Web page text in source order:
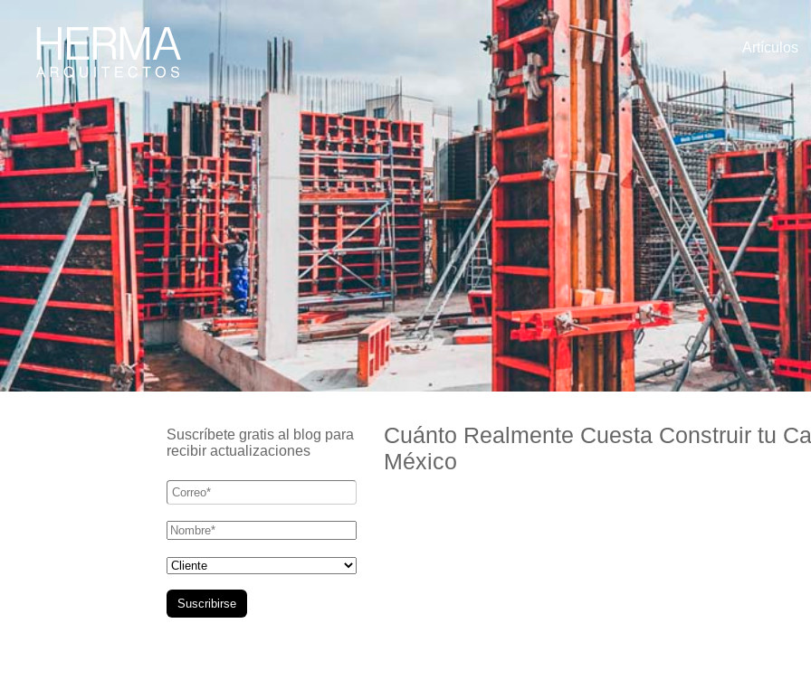
Artículos
Suscríbete gratis al blog para
recibir actualizaciones
Cuánto Realmente Cuesta Construir tu
México